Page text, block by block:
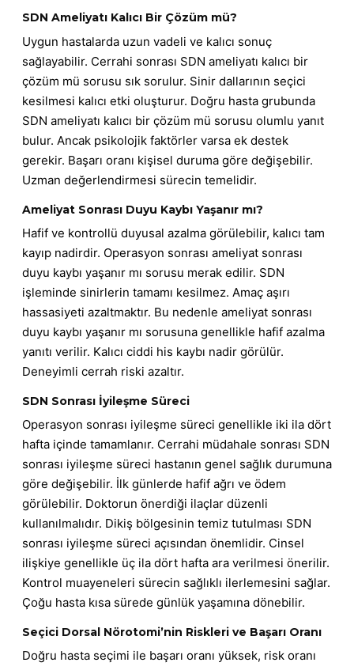
SDN Ameliyatı Kalıcı Bir Çözüm mü?
Uygun hastalarda uzun vadeli ve kalıcı sonuç
sağlayabilir. Cerrahi sonrası SDN ameliyatı kalıcı bir
çözüm mü sorusu sık sorulur. Sinir dallarının seçici
kesilmesi kalıcı etki oluşturur. Doğru hasta grubunda
SDN ameliyatı kalıcı bir çözüm mü sorusu olumlu yanıt
bulur. Ancak psikolojik faktörler varsa ek destek
gerekir. Başarı oranı kişisel duruma göre değişebilir.
Uzman değerlendirmesi sürecin temelidir.
Ameliyat Sonrası Duyu Kaybı Yaşanır mı?
Hafif ve kontrollü duyusal azalma görülebilir, kalıcı tam
kayıp nadirdir. Operasyon sonrası ameliyat sonrası
duyu kaybı yaşanır mı sorusu merak edilir. SDN
işleminde sinirlerin tamamı kesilmez. Amaç aşırı
hassasiyeti azaltmaktır. Bu nedenle ameliyat sonrası
duyu kaybı yaşanır mı sorusuna genellikle hafif azalma
yanıtı verilir. Kalıcı ciddi his kaybı nadir görülür.
Deneyimli cerrah riski azaltır.
SDN Sonrası İyileşme Süreci
Operasyon sonrası iyileşme süreci genellikle iki ila dört
hafta içinde tamamlanır. Cerrahi müdahale sonrası SDN
sonrası iyileşme süreci hastanın genel sağlık durumuna
göre değişebilir. İlk günlerde hafif ağrı ve ödem
görülebilir. Doktorun önerdiği ilaçlar düzenli
kullanılmalıdır. Dikiş bölgesinin temiz tutulması SDN
sonrası iyileşme süreci açısından önemlidir. Cinsel
ilişkiye genellikle üç ila dört hafta ara verilmesi önerilir.
Kontrol muayeneleri sürecin sağlıklı ilerlemesini sağlar.
Çoğu hasta kısa sürede günlük yaşamına dönebilir.
Seçici Dorsal Nörotomi’nin Riskleri ve Başarı Oranı
Doğru hasta seçimi ile başarı oranı yüksek, risk oranı